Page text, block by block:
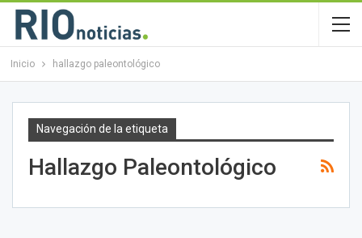
Inicio hallazgo paleontológico
Navegación de la etiqueta
Hallazgo Paleontológico